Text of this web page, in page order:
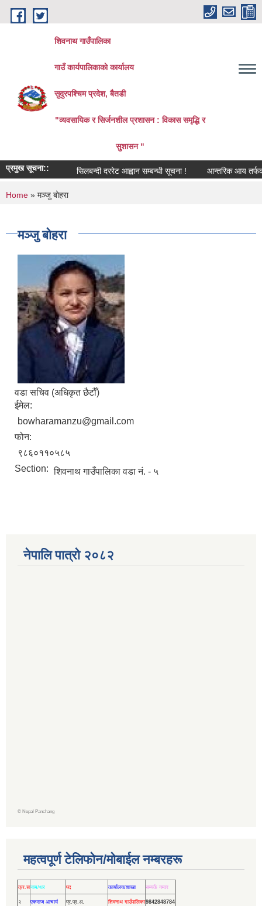
Skip to main content
शिवनाथ गाउँपालिका
गाउँ कार्यपालिकाकाे कार्यालय
सुदुरपश्चिम प्रदेश, बैतडी
"व्यवसायिक र सिर्जनशील प्रशासन : विकास समृद्धि र
सुशासन "
प्रमुख सूचना:: सिलबन्दी दररेट आह्वान सम्बन्धी सूचना ! आन्तरिक आय तर्फको
You are here
Home » मञ्जु बोहरा
मञ्जु बोहरा
वडा सचिव (अधिकृत छैटौँ)
ईमेल:
bowharamanzu@gmail.com
फोन:
९८६०११०५८५
Section: शिवनाथ गाउँपालिका वडा नं. - ५
नेपालि पात्रो २०८२
© Nepal Panchang
महत्वपूर्ण टेलिफोन/मोबाईल नम्बरहरू
क्र.सनाम/थर पद कार्यालय/शाखा सम्पर्क नम्वर
२ एकराज आचार्य प्र.प्र.अ. शिवनाथ गाउँपालिका9842848784